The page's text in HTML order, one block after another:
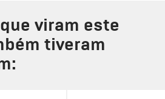
viram este
tiveram